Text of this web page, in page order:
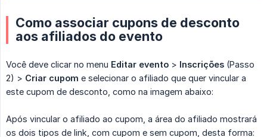
Como associar cupons de desconto
aos afiliados do evento
Você deve clicar no menu Editar evento > Inscrições (Passo
2) > Criar cupom e selecionar o afiliado que quer vincular a
este cupom de desconto, como na imagem abaixo:
Após vincular o afiliado ao cupom, a área do afiliado mostrará
os dois tipos de link, com cupom e sem cupom, desta forma: